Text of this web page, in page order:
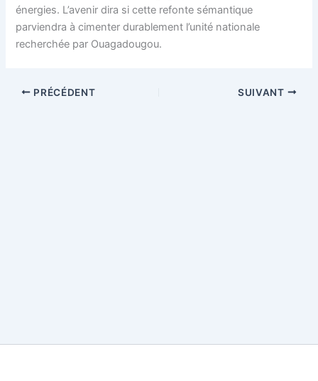
énergies. L’avenir dira si cette refonte sémantique
parviendra à cimenter durablement l’unité nationale
recherchée par Ouagadougou.
PRÉCÉDENT SUIVANT